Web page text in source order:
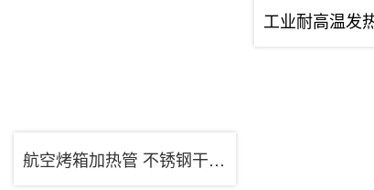
航空烤箱加热管 不锈钢干烧型发热管 耐高温航空机载设备发热管